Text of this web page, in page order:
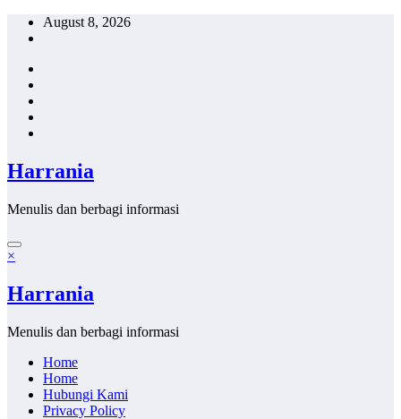
Skip
August 8, 2026
Harrania
Menulis dan berbagi informasi
×
Harrania
Menulis dan berbagi informasi
Home
Home
Hubungi Kami
Privacy Policy